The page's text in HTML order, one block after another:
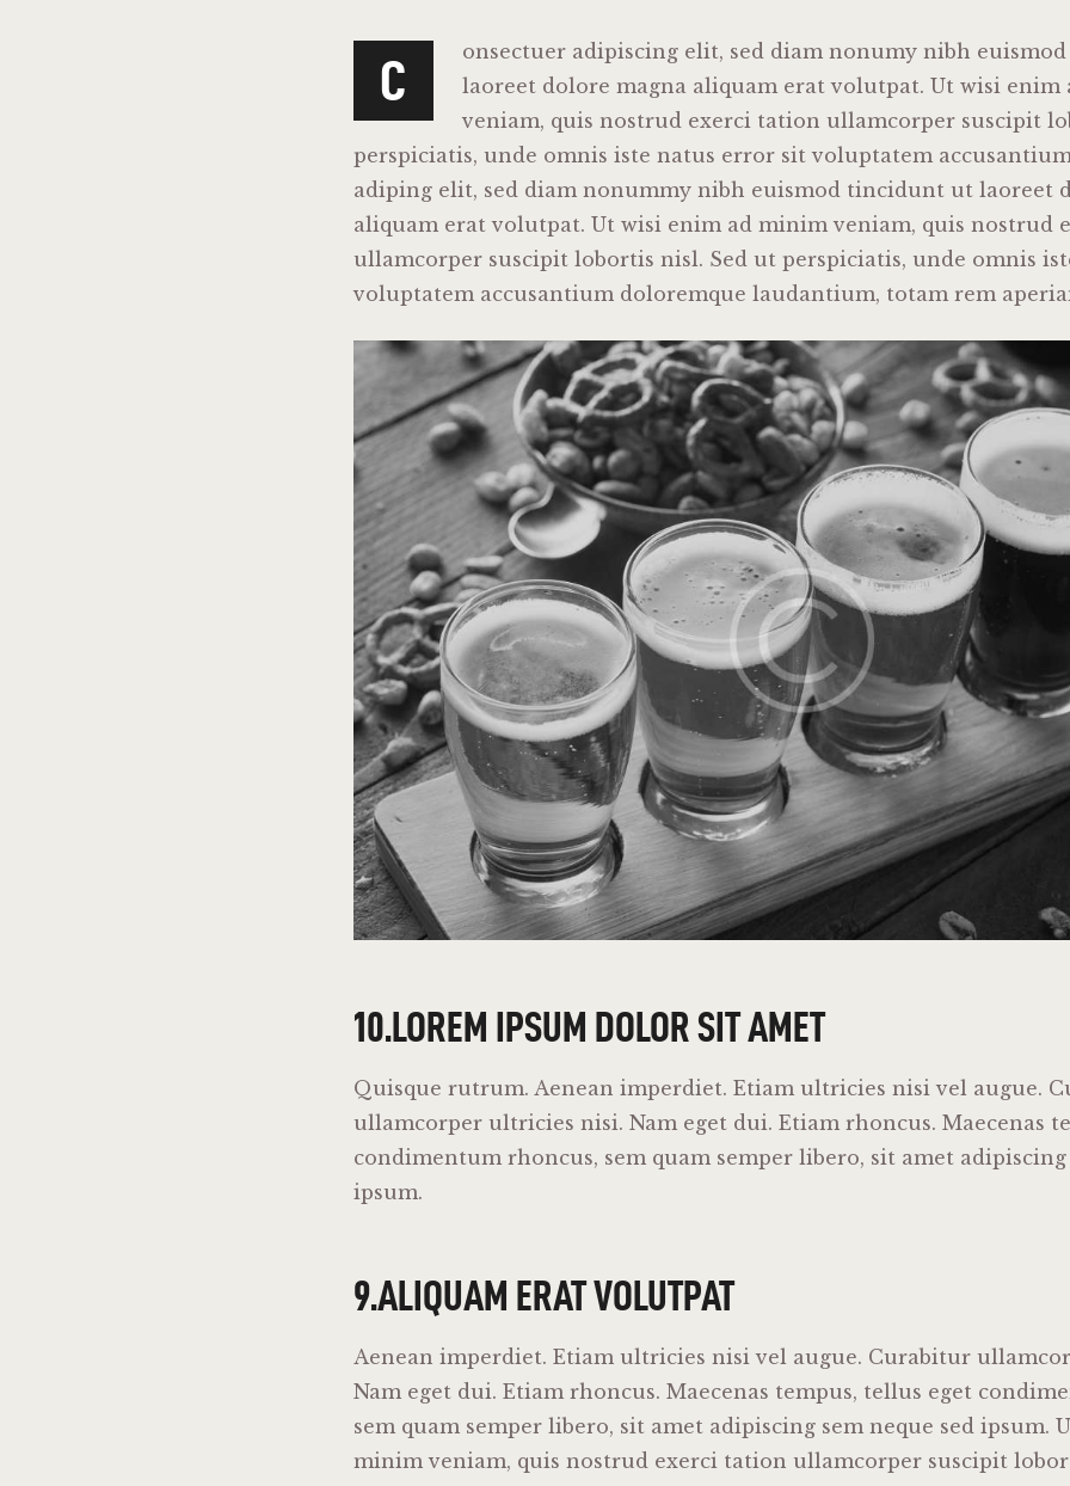
C
onsectuer adipiscing elit, sed diam nonumy nibh
laoreet dolore magna aliquam erat volutpat. Ut wisi enim
veniam, quis nostrud exerci tation ullamcorper suscipit
perspiciatis, unde omnis iste natus error sit voluptatem
adiping elit, sed diam nonummy nibh euismod tincidunt ut laoreet
aliquam erat volutpat. Ut wisi enim ad minim veniam, quis nostrud
ullamcorper suscipit lobortis nisl. Sed ut perspiciatis, unde omnis
voluptatem accusantium doloremque laudantium, totam rem
10.LOREM IPSUM DOLOR SIT AMET
Quisque rutrum. Aenean imperdiet. Etiam ultricies nisi vel augue.
ullamcorper ultricies nisi. Nam eget dui. Etiam rhoncus. Maecenas
condimentum rhoncus, sem quam semper libero, sit amet adipiscing
ipsum.
9.ALIQUAM ERAT VOLUTPAT
Aenean imperdiet. Etiam ultricies nisi vel augue. Curabitur
Nam eget dui. Etiam rhoncus. Maecenas tempus, tellus eget
sem quam semper libero, sit amet adipiscing sem neque sed ipsum.
minim veniam, quis nostrud exerci tation ullamcorper suscipit